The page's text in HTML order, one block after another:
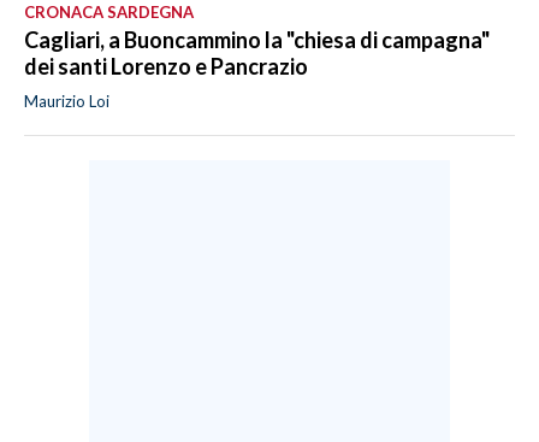
CRONACA SARDEGNA
Cagliari, a Buoncammino la "chiesa di campagna"
dei santi Lorenzo e Pancrazio
Maurizio Loi